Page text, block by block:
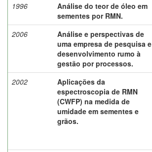
1996
Análise do teor de óleo em
sementes por RMN.
2006
Análise e perspectivas de
uma empresa de pesquisa e
desenvolvimento rumo à
gestão por processos.
2002
Aplicações da
espectroscopia de RMN
(CWFP) na medida de
umidade em sementes e
grãos.